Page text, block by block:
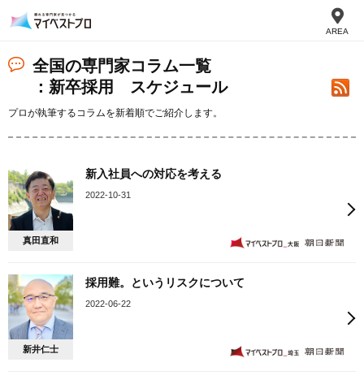
AREA
全国の専門家コラム一覧
：新卒採用 スケジュール
プロが執筆するコラムを新着順でご紹介します。
真田直和
新入社員への対応を考える
2022-10-31
新井仁士
採用難。というリスクについて
2022-06-22